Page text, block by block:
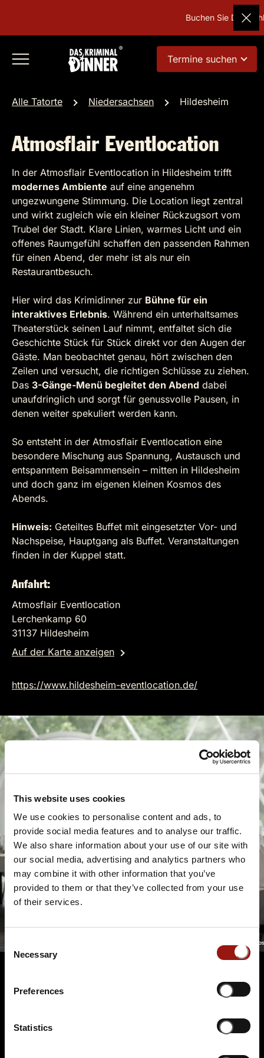
This website uses cookies
We use cookies to personalise content and ads, to
provide social media features and to analyse our traffic.
We also share information about your use of our site with
our social media, advertising and analytics partners who
may combine it with other information that you’ve
provided to them or that they’ve collected from your use
of their services.
Selection
Necessary
Preferences
Statistics
Buchen Sie
Termine suchen
Alle Tatorte Niedersachsen Hildesheim
Atmosflair Eventlocation
In der Atmosflair Eventlocation in Hildesheim trifft
modernes Ambiente auf eine angenehm
ungezwungene Stimmung. Die Location liegt zentral
und wirkt zugleich wie ein kleiner Rückzugsort vom
Trubel der Stadt. Klare Linien, warmes Licht und ein
offenes Raumgefühl schaffen den passenden Rahmen
für einen Abend, der mehr ist als nur ein
Restaurantbesuch.
Hier wird das Krimidinner zur Bühne für ein
interaktives Erlebnis. Während ein unterhaltsames
Theaterstück seinen Lauf nimmt, entfaltet sich die
Geschichte Stück für Stück direkt vor den Augen der
Gäste. Man beobachtet genau, hört zwischen den
Zeilen und versucht, die richtigen Schlüsse zu ziehen.
Das 3-Gänge-Menü begleitet den Abend dabei
unaufdringlich und sorgt für genussvolle Pausen, in
denen weiter spekuliert werden kann.
So entsteht in der Atmosflair Eventlocation eine
besondere Mischung aus Spannung, Austausch und
entspanntem Beisammensein – mitten in Hildesheim
und doch ganz im eigenen kleinen Kosmos des
Abends.
Hinweis: Geteiltes Buffet mit eingesetzter Vor- und
Nachspeise, Hauptgang als Buffet. Veranstaltungen
finden in der Kuppel statt.
Anfahrt:
Atmosflair Eventlocation
Lerchenkamp 60
31137 Hildesheim
Auf der Karte anzeigen
https://www.hildesheim-eventlocation.de/